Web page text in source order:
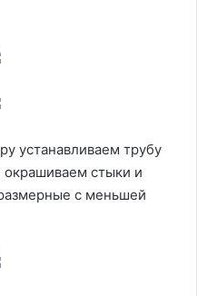
устанавливаем трубу
стыки и
с меньшей